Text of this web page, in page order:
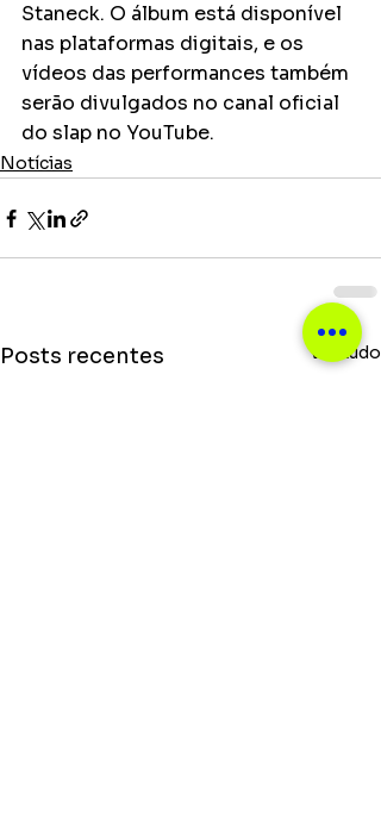
Staneck. O álbum está disponível
nas plataformas digitais, e os
vídeos das performances também
serão divulgados no canal oficial
do slap no YouTube.
Notícias
Posts recentes Ver tudo